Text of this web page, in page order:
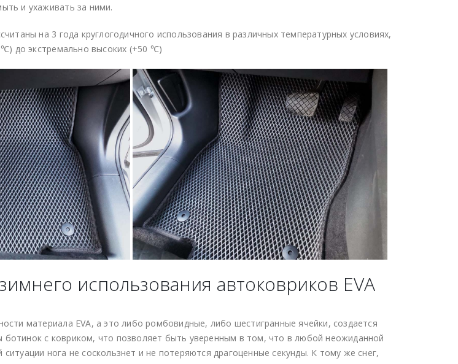
и ухаживать за ними.
на 3 года круглогодичного использования в различных температурных условиях,
℃) до экстремально высоких (+50 ℃)
использования автоковриков EVA
материала EVA, а это либо ромбовидные, либо шестигранные ячейки, создается
с ковриком, что позволяет быть уверенным в том, что в любой неожиданной
нога не соскользнет и не потеряются драгоценные секунды. К тому же снег,